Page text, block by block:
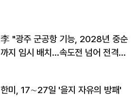
李 "광주 군공항 기능, 2028년 중순
까지 임시 배치…속도전 넘어 전격
한미, 17∼27일 '을지 자유의 방패'